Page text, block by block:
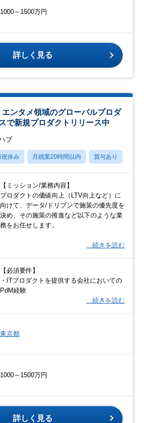
1000～1500万円
詳しく見る
エンタメ領域のグローバルプロダ
で新規プロダクトリリース中
ブ
祝休み 月残業20時間以内 賞与あり
【ミッション/業務内容】
プロダクトの価値向上（LTV向上など）に
向けて、データ/ドリブンで施策の優先度を
決め、その施策の推進など以下のような業
務をお任せします。
…続きを読む
【必須要件】
・ITプロダクトを提供する会社においての
PdM経験
…続きを読む
東京都
1000～1500万円
詳しく見る